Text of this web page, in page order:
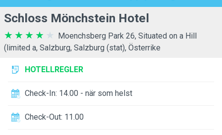
Schloss Mönchstein Hotel
Moenchsberg Park 26, Situated on a Hill
(limited a, Salzburg, Salzburg (stat), Österrike
HOTELLREGLER
Check-In: 14.00 - när som helst
Check-Out: 11.00